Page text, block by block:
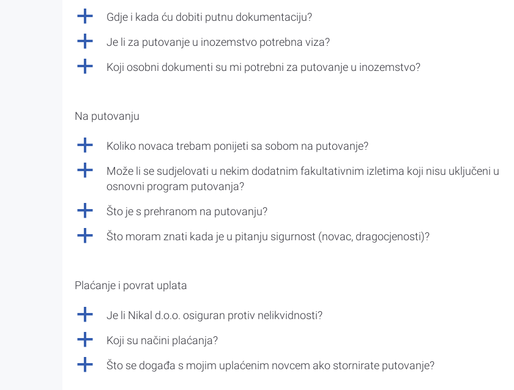
a Gdje i kada ću dobiti putnu dokumentaciju?
a Je li za putovanje u inozemstvo potrebna viza?
a Koji osobni dokumenti su mi potrebni za putovanje u inozemstvo?
Na putovanju
a Koliko novaca trebam ponijeti sa sobom na putovanje?
a
Može li se sudjelovati u nekim dodatnim fakultativnim izletima koji nisu uključeni u
osnovni program putovanja?
a Što je s prehranom na putovanju?
a Što moram znati kada je u pitanju sigurnost (novac, dragocjenosti)?
Plaćanje i povrat uplata
a Je li Nikal d.o.o. osiguran protiv nelikvidnosti?
a Koji su načini plaćanja?
a Što se događa s mojim uplaćenim novcem ako stornirate putovanje?